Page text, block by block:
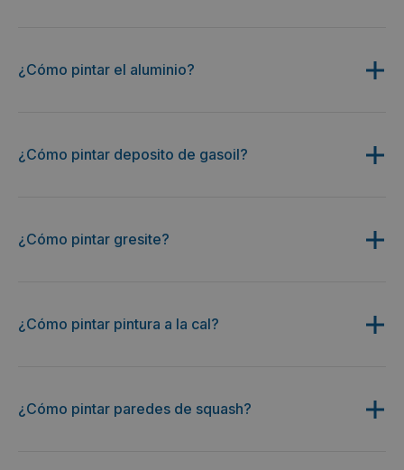
¿Cómo pintar el aluminio?
¿Cómo pintar deposito de gasoil?
¿Cómo pintar gresite?
¿Cómo pintar pintura a la cal?
¿Cómo pintar paredes de squash?